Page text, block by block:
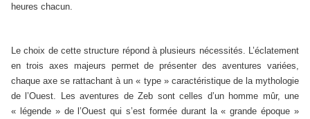
heures chacun.
Le choix de cette structure répond à plusieurs nécessités. L’éclatement
en trois axes majeurs permet de présenter des aventures variées,
chaque axe se rattachant à un « type » caractéristique de la mythologie
de l’Ouest. Les aventures de Zeb sont celles d’un homme mûr, une
« légende » de l’Ouest qui s’est formée durant la « grande époque »